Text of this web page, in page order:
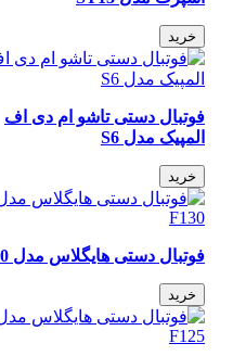
فوتبال دستی تاشو ام دی اف
المپیک مدل S6
فوتبال دستی هایگلاس مدل F130